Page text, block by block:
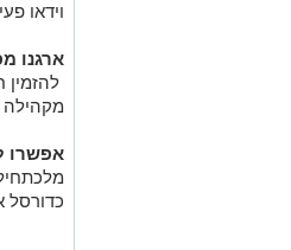
וידאו
ארגנו
מקהילה
אפשרו
כדורסל